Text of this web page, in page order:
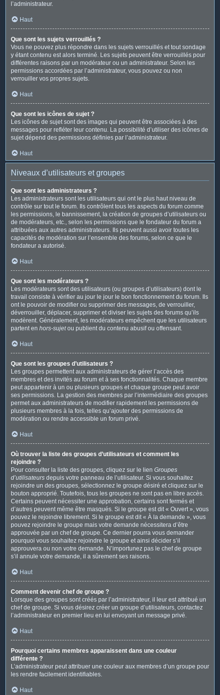
l’administrateur.
Haut
Que sont les sujets verrouillés ?
Vous ne pouvez plus répondre dans les sujets verrouillés et tout sondage
y étant contenu est alors terminé. Les sujets peuvent être verrouillés pour
différentes raisons par un modérateur ou un administrateur. Selon les
permissions accordées par l’administrateur, vous pouvez ou non
verrouiller vos propres sujets.
Haut
Que sont les icônes de sujet ?
Les icônes de sujet sont des images qui peuvent être associées à des
messages pour refléter leur contenu. La possibilité d’utiliser des icônes de
sujet dépend des permissions définies par l’administrateur.
Haut
Niveaux d’utilisateurs et groupes
Que sont les administrateurs ?
Les administrateurs sont les utilisateurs qui ont le plus haut niveau de
contrôle sur tout le forum. Ils contrôlent tous les aspects du forum comme
les permissions, le bannissement, la création de groupes d’utilisateurs ou
de modérateurs, etc., selon les permissions que le fondateur du forum a
attribuées aux autres administrateurs. Ils peuvent aussi avoir toutes les
capacités de modération sur l’ensemble des forums, selon ce que le
fondateur a autorisé.
Haut
Que sont les modérateurs ?
Les modérateurs sont des utilisateurs (ou groupes d’utilisateurs) dont le
travail consiste à vérifier au jour le jour le bon fonctionnement du forum. Ils
ont le pouvoir de modifier ou supprimer des messages, de verrouiller,
déverrouiller, déplacer, supprimer et diviser les sujets des forums qu’ils
modèrent. Généralement, les modérateurs empêchent que les utilisateurs
partent en hors-sujetou publient du contenu abusif ou offensant.
Haut
Que sont les groupes d’utilisateurs ?
Les groupes permettent aux administrateurs de gérer l’accès des
membres et des invités au forum et à ses fonctionnalités. Chaque membre
peut appartenir à un ou plusieurs groupes et chaque groupe peut avoir
ses permissions. La gestion des membres par l’intermédiaire des groupes
permet aux administrateurs de modifier rapidement les permissions de
plusieurs membres à la fois, telles qu’ajouter des permissions de
modération ou rendre accessible un forum privé.
Haut
Où trouver la liste des groupes d’utilisateurs et comment les
rejoindre ?
Pour consulter la liste des groupes, cliquez sur le lien Groupes
d’utilisateurs depuis votre panneau de l’utilisateur. Si vous souhaitez
rejoindre un des groupes, sélectionnez le groupe désiré et cliquez sur le
bouton approprié. Toutefois, tous les groupes ne sont pas en libre accès.
Certains peuvent nécessiter une approbation, certains sont fermés et
d’autres peuvent même être masqués. Si le groupe est dit « Ouvert », vous
pouvez le rejoindre librement. Si le groupe est dit « À la demande », vous
pouvez rejoindre le groupe mais votre demande nécessitera d’être
approuvée par un chef de groupe. Ce dernier pourra vous demander
pourquoi vous souhaitez rejoindre le groupe et ainsi décider s’il
approuvera ou non votre demande. N’importunez pas le chef de groupe
s’il annule votre demande, il a sûrement ses raisons.
Haut
Comment devenir chef de groupe ?
Lorsque des groupes sont créés par l’administrateur, il leur est attribué un
chef de groupe. Si vous désirez créer un groupe d’utilisateurs, contactez
l’administrateur en premier lieu en lui envoyant un message privé.
Haut
Pourquoi certains membres apparaissent dans une couleur
différente ?
L’administrateur peut attribuer une couleur aux membres d’un groupe pour
les rendre facilement identifiables.
Haut